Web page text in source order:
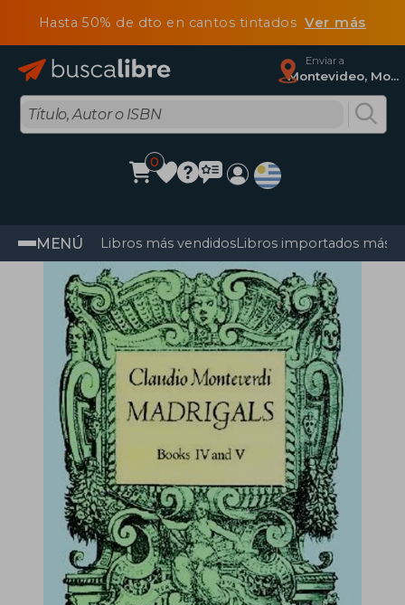
Hasta 50% de dto en cantos tintadosVer más
Enviar a
Montevideo, Montevideo
0
MENÚ Libros más vendidosLibros importados más